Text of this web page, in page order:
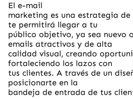
El e-mail
marketing es una estrategia
te permitirá llegar a tu
público objetivo, ya sea nuevo
emails atractivos y de alta
calidad visual, creando
fortaleciendo los lazos con
tus clientes. A través de un
posicionarte en la
bandeja de entrada de tus